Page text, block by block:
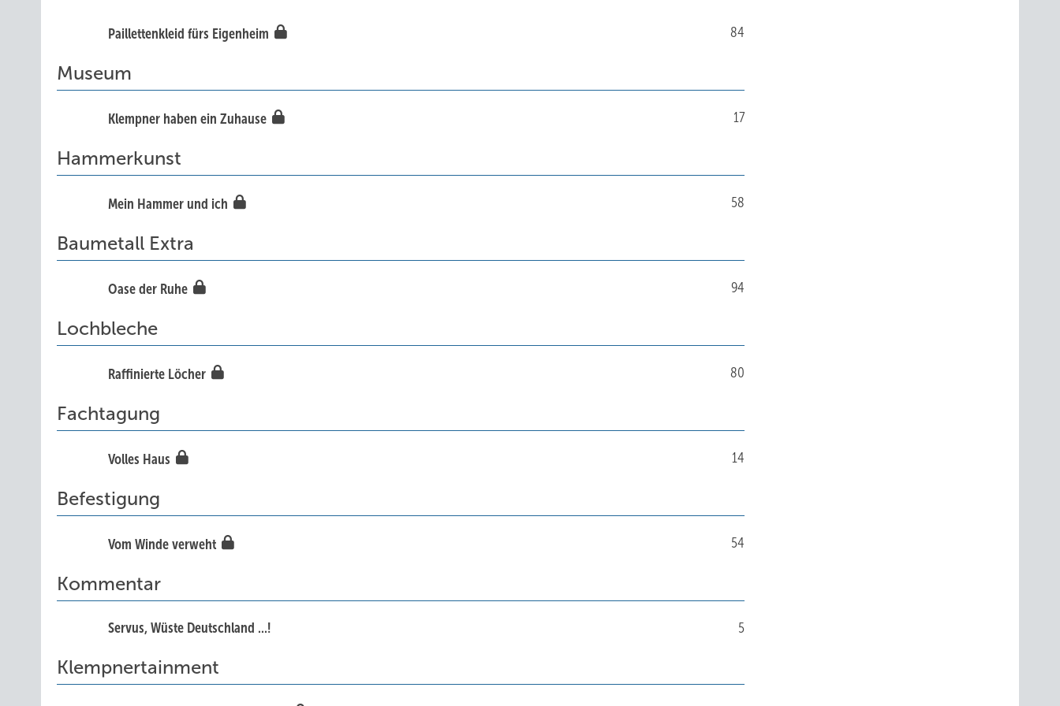
84
Paillettenkleid fürs Eigenheim
Museum
17
Klempner haben ein Zuhause
Hammerkunst
58
Mein Hammer und ich
Baumetall Extra
94
Oase der Ruhe
Lochbleche
80
Raffinierte Löcher
Fachtagung
14
Volles Haus
Befestigung
54
Vom Winde verweht
Kommentar
5
Servus, Wüste Deutschland ...!
Klempnertainment